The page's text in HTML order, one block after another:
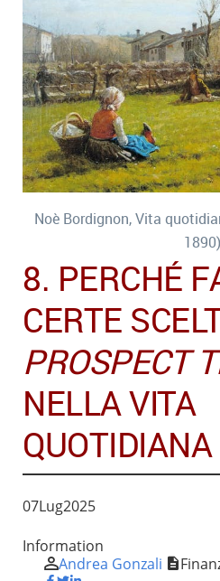
Noè Bordignon, Vita
1890)
8. PERCHÉ
CERTE
PROSPECT
NELLA VITA
QUOTIDIANA
07Lug2025
Information
Andrea Gonzali